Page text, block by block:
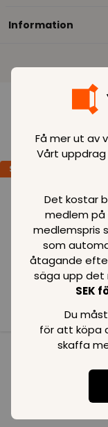
Få mer ut av
Vårt
Det kostar
medlem på
medlemspris
som
åtagande
säga upp det
SEK
Du
för att köpa
skaffa
Information
SPARA
Loading...
Normalpris